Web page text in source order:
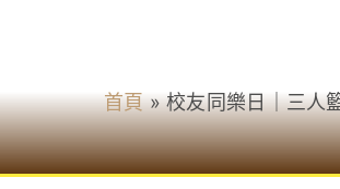
明才人學習藍圖
明才人成長階梯
首頁»校友同樂日｜三人